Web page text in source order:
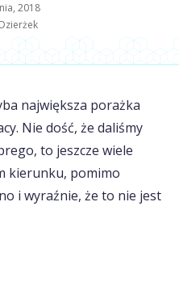
2018
największa porażka
Nie dość, że daliśmy
to jeszcze wiele
kierunku, pomimo
i wyraźnie, że to nie jest